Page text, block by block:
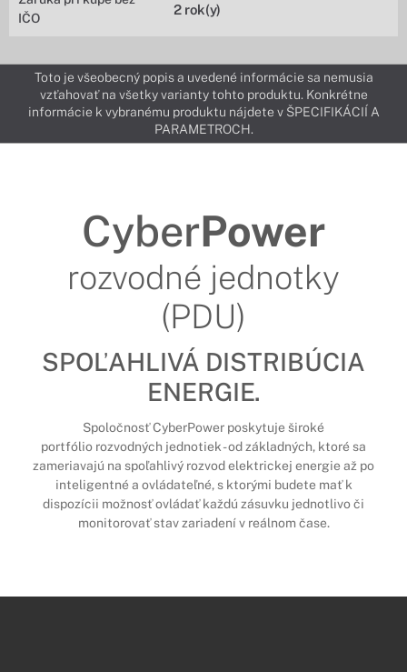
IČO
2 rok(y)
Toto je všeobecný popis a uvedené informácie sa nemusia
vzťahovať na všetky varianty tohto produktu. Konkrétne
informácie k vybranému produktu nájdete v ŠPECIFIKÁCIÍ A
PARAMETROCH.
CyberPower
rozvodné jednotky
(PDU)
SPOĽAHLIVÁ DISTRIBÚCIA
ENERGIE.
Spoločnosť CyberPower poskytuje široké
portfólio rozvodných jednotiek - od základných, ktoré sa
zameriavajú na spoľahlivý rozvod elektrickej energie až po
inteligentné a ovládateľné, s ktorými budete mať k
dispozícii možnosť ovládať každú zásuvku jednotlivo či
monitorovať stav zariadení v reálnom čase.